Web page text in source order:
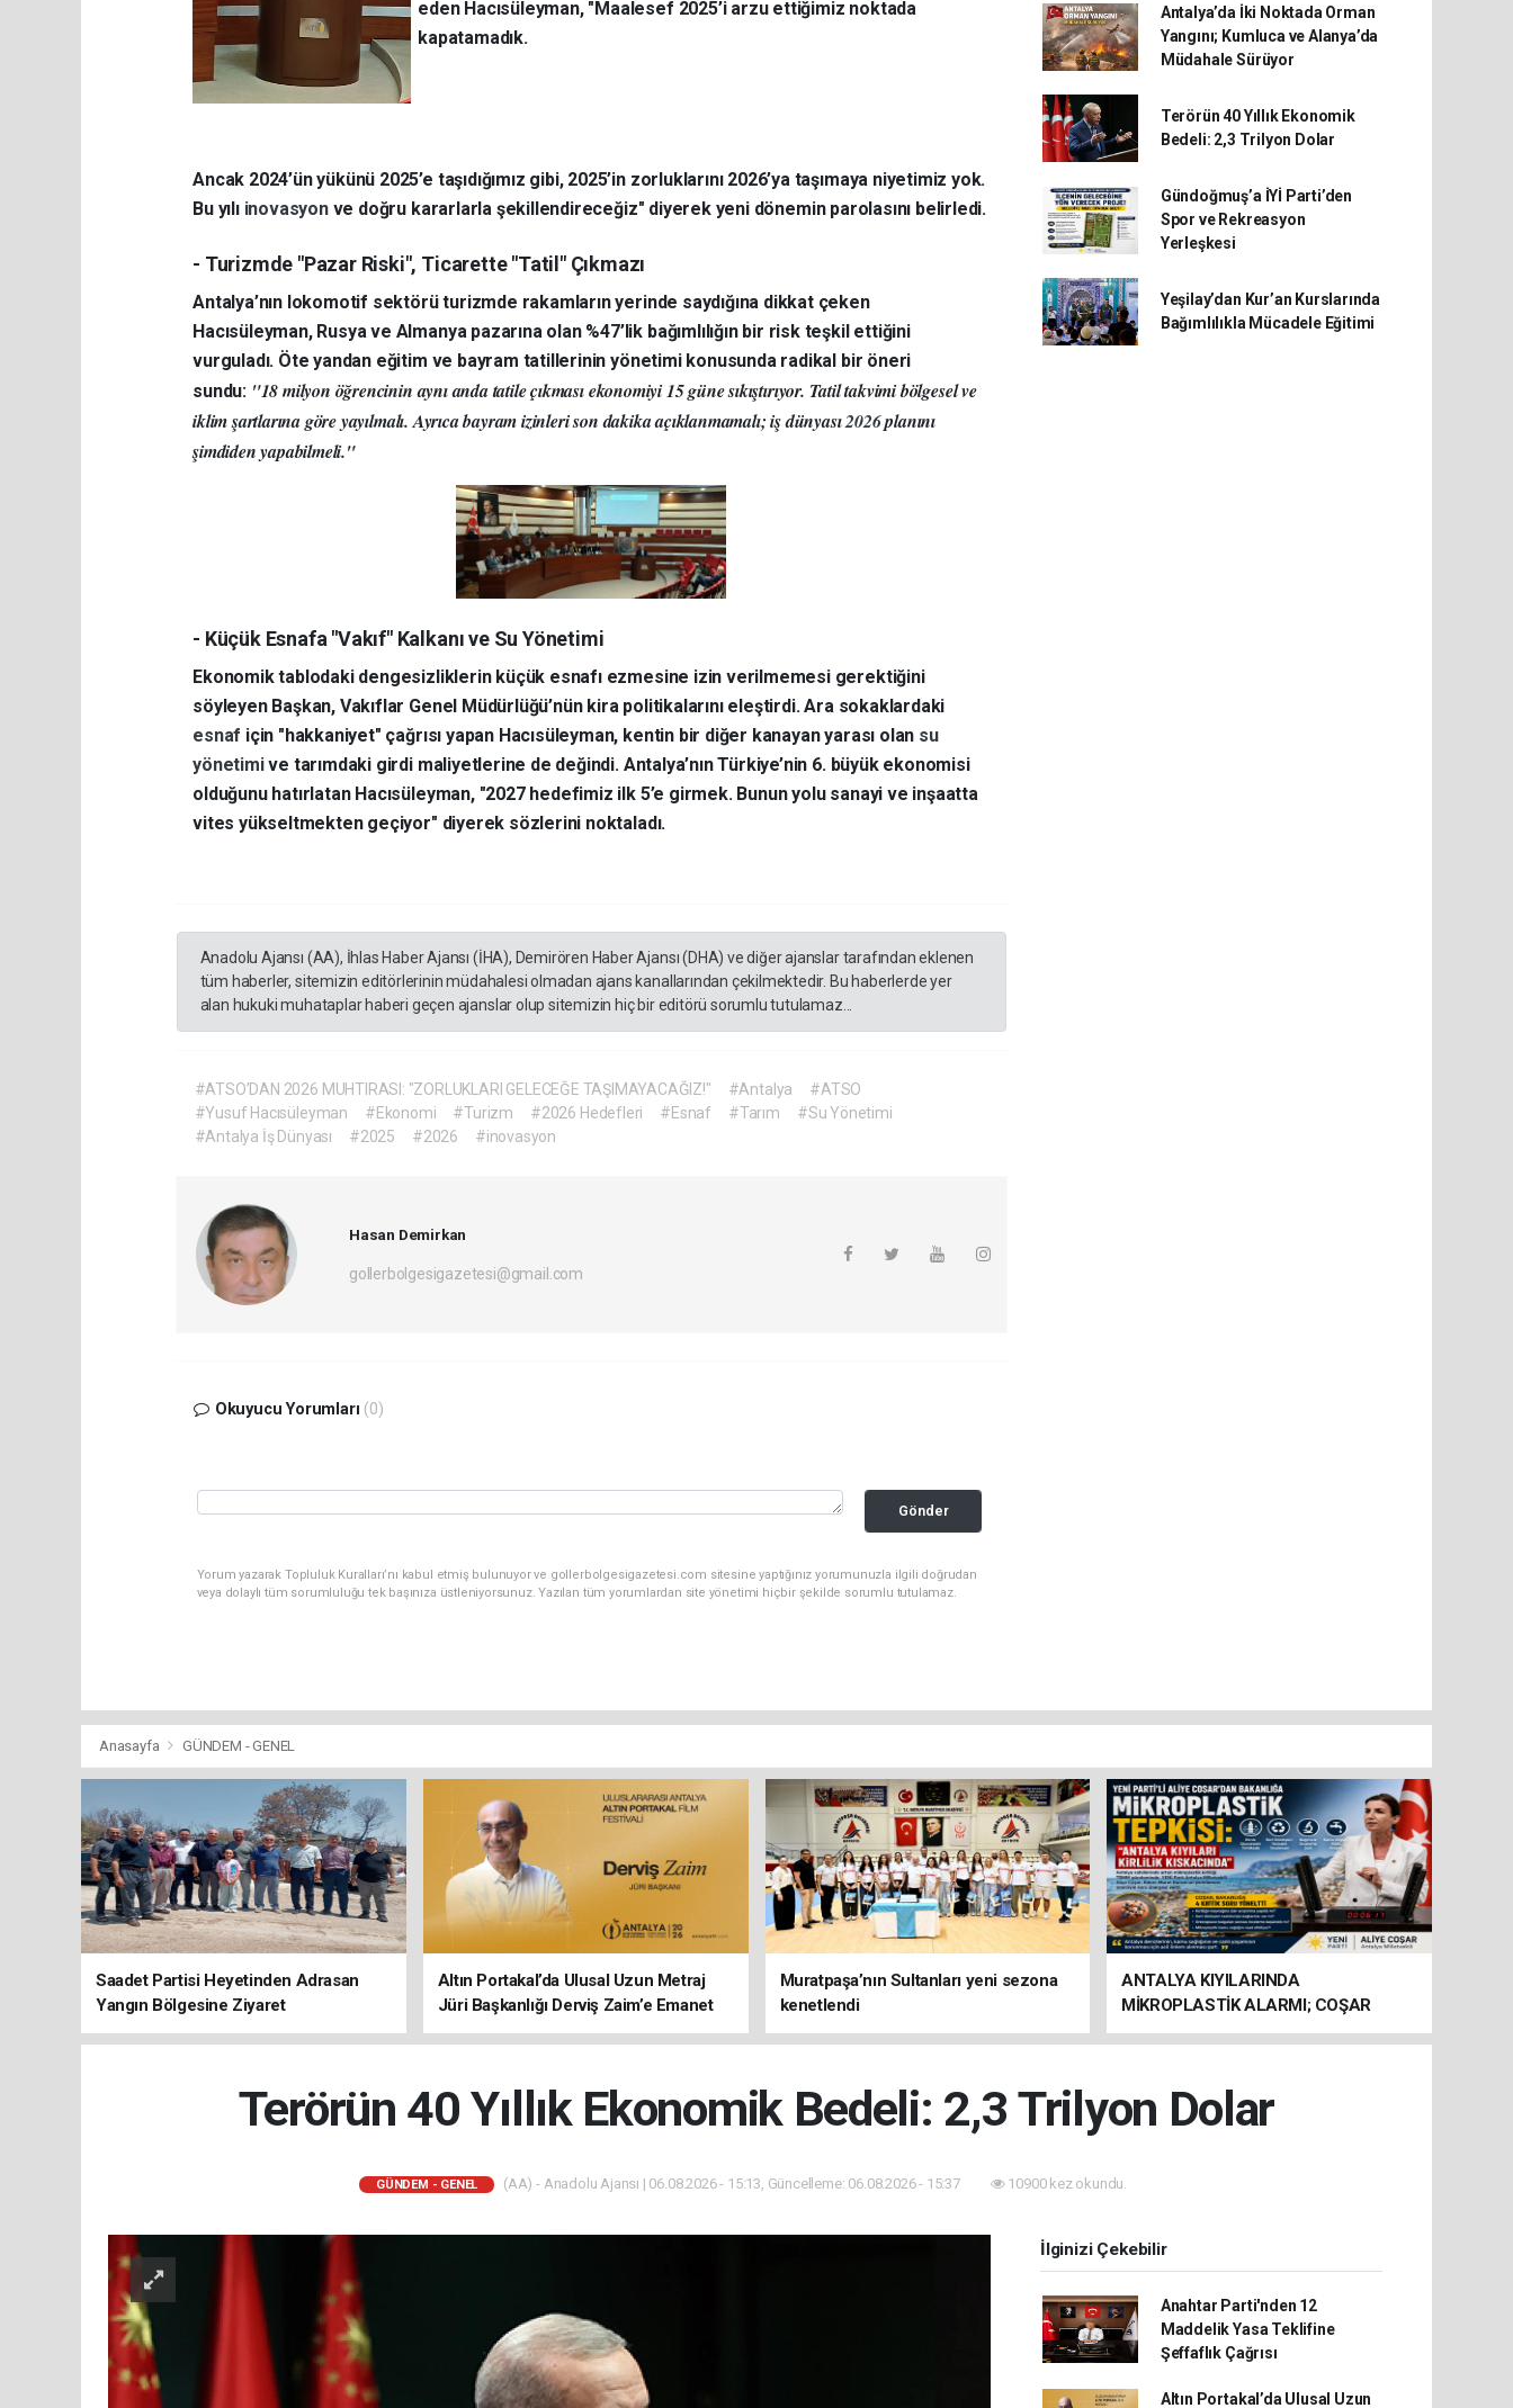
eden Hacısüleyman, "Maalesef 2025’i arzu ettiğimiz noktada
kapatamadık.
Ancak 2024’ün yükünü 2025’e taşıdığımız gibi, 2025’in zorluklarını 2026’ya taşımaya niyetimiz yok.
Bu yılı inovasyon ve doğru kararlarla şekillendireceğiz" diyerek yeni dönemin parolasını belirledi.
- Turizmde "Pazar Riski", Ticarette "Tatil" Çıkmazı
Antalya’nın lokomotif sektörü turizmde rakamların yerinde saydığına dikkat çeken
Hacısüleyman, Rusya ve Almanya pazarına olan %47’lik bağımlılığın bir risk teşkil ettiğini
vurguladı. Öte yandan eğitim ve bayram tatillerinin yönetimi konusunda radikal bir öneri
sundu: "18 milyon öğrencinin aynı anda tatile çıkması ekonomiyi 15 güne sıkıştırıyor. Tatil takvimi bölgesel ve
iklim şartlarına göre yayılmalı. Ayrıca bayram izinleri son dakika açıklanmamalı; iş dünyası2026planını
şimdiden yapabilmeli."
- Küçük Esnafa "Vakıf" Kalkanı ve Su Yönetimi
Ekonomik tablodaki dengesizliklerin küçük esnafı ezmesine izin verilmemesi gerektiğini
söyleyen Başkan, Vakıflar Genel Müdürlüğü’nün kira politikalarını eleştirdi. Ara sokaklardaki
esnaf için "hakkaniyet" çağrısı yapan Hacısüleyman, kentin bir diğer kanayan yarası olan su
yönetimive tarımdaki girdi maliyetlerine de değindi. Antalya’nın Türkiye’nin 6. büyük ekonomisi
olduğunu hatırlatan Hacısüleyman, "2027 hedefimiz ilk 5’e girmek. Bunun yolu sanayi ve inşaatta
vites yükseltmekten geçiyor" diyerek sözlerini noktaladı.
Anadolu Ajansı (AA), İhlas Haber Ajansı (İHA), Demirören Haber Ajansı (DHA) ve diğer ajanslar tarafından eklenen
tüm haberler, sitemizin editörlerinin müdahalesi olmadan ajans kanallarından çekilmektedir. Bu haberlerde yer
alan hukuki muhataplar haberi geçen ajanslar olup sitemizin hiç bir editörü sorumlu tutulamaz...
#ATSO’DAN 2026 MUHTIRASI: "ZORLUKLARI GELECEĞE TAŞIMAYACAĞIZ!" #Antalya
#ATSO
#Yusuf Hacısüleyman
#Ekonomi #Turizm #2026 Hedefleri #Esnaf #Tarım
#Su Yönetimi
#Antalya İş Dünyası
#2025 #2026 #inovasyon
Hasan Demirkan
gollerbolgesigazetesi@gmail.com
Okuyucu Yorumları (0)
Gönder
Yorum yazarak Topluluk Kuralları’nı kabul etmiş bulunuyor ve gollerbolgesigazetesi.com sitesine yaptığınız yorumunuzla ilgili doğrudan
veya dolaylı tüm sorumluluğu tek başınıza üstleniyorsunuz. Yazılan tüm yorumlardan site yönetimi hiçbir şekilde sorumlu tutulamaz.
Antalya’da İki Noktada Orman
Yangını; Kumluca ve Alanya’da
Müdahale Sürüyor
Terörün 40 Yıllık Ekonomik
Bedeli: 2,3 Trilyon Dolar
Gündoğmuş’a İYİ Parti’den
Spor ve Rekreasyon
Yerleşkesi
Yeşilay’dan Kur’an Kurslarında
Bağımlılıkla Mücadele Eğitimi
Anasayfa GÜNDEM - GENEL
Saadet Partisi Heyetinden Adrasan
Yangın Bölgesine Ziyaret
Altın Portakal’da Ulusal Uzun Metraj
Jüri Başkanlığı Derviş Zaim’e Emanet
Muratpaşa’nın Sultanları yeni sezona
kenetlendi
ANTALYA KIYILARINDA
MİKROPLASTİK ALARMI; COŞAR
BAKANLIĞA HAREKETE GEÇİN
Terörün 40 Yıllık Ekonomik Bedeli: 2,3 Trilyon Dolar
GÜNDEM - GENEL (AA) - Anadolu Ajansı | 06.08.2026 - 15:13, Güncelleme: 06.08.2026 - 15:37 10900 kez okundu.
İlginizi Çekebilir
Anahtar Parti'nden 12
Maddelik Yasa Teklifine
Şeffaflık Çağrısı
Altın Portakal’da Ulusal Uzun